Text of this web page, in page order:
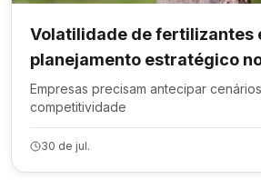
Volatilidade de fertilizantes
planejamento estratégico
Empresas precisam antecipar
competitividade
30 de jul.